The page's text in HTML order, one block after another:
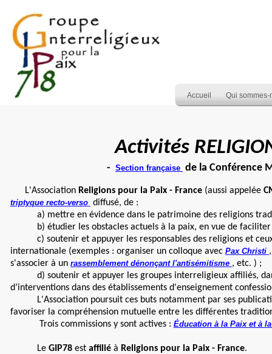
Activités
- Section française de la Conférence
L'Association Religions pour la Paix - France(aussi appelée
triptyque recto-verso diffusé, de :
a) mettre en évidence dans le patrimoine des religions
b) étudier les obstacles actuels à la paix, en vue de faciliter
c) soutenir et appuyer les responsables des religions et ceux
internationale (exemples : organiser un colloque avec Pax Christi
s'associer à un rassemblement dénonçant l'antisémitisme , etc. ) ;
d) soutenir et appuyer les groupes interreligieux affiliés,
d’interventions dans des établissements d'enseignement
L'Association poursuit ces buts notamment par ses
favoriser la compréhension mutuelle entre les différentes
Trois commissions y sont actives : Éducation à la Paix et à
Le GIP78est affiliéà Religions pour la Paix - France.
Accueil Qui sommes-